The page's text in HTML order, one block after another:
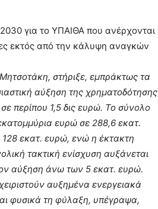
για το ΥΠΑΙΘΑ που ανέρχονται
εκτός από την κάλυψη αναγκών
στήριξε, εμπράκτως τα
αύξηση της χρηματοδότησης
περίπου 1,5 δις ευρώ. Το σύνολο
ευρώ σε 288,6 εκατ.
εκατ. ευρώ, ενώ η έκτακτη
τακτική ενίσχυση αυξάνεται
αύξηση άνω των 5 εκατ. ευρώ.
αυξημένα ενεργειακά
φυσικά τη φύλαξη, υπέγραψα,